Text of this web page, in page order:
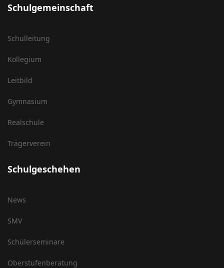
Schulgemeinschaft
Schulleitung
Kollegium
Leitbild
Gymnasium
Realschule
Trägerverein
Schulgeschehen
News
SMV
Schülerseminare
Oberstufenberatung